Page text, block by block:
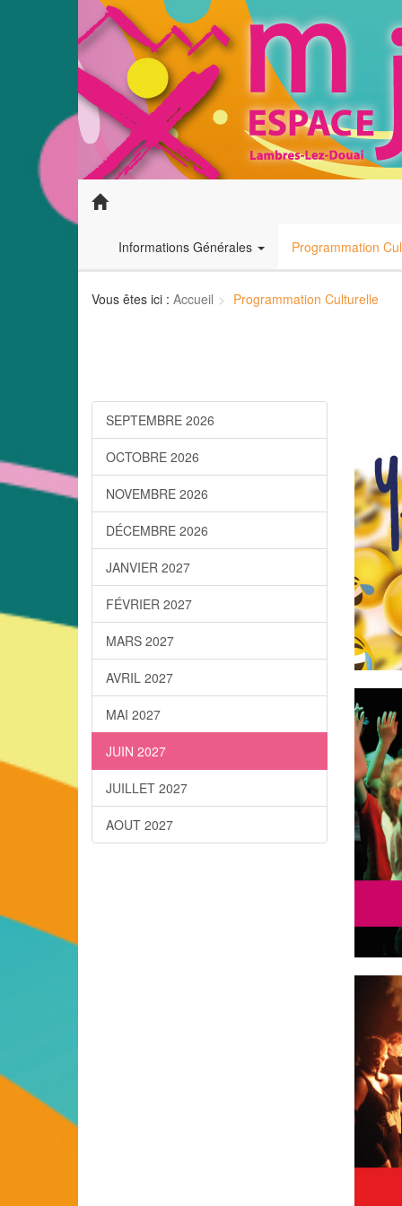
Informations Générales Programmation
Vous êtes ici : Accueil Programmation Culturelle
SEPTEMBRE 2026
OCTOBRE 2026
NOVEMBRE 2026
DÉCEMBRE 2026
JANVIER 2027
FÉVRIER 2027
MARS 2027
AVRIL 2027
MAI 2027
JUIN 2027
JUILLET 2027
AOUT 2027